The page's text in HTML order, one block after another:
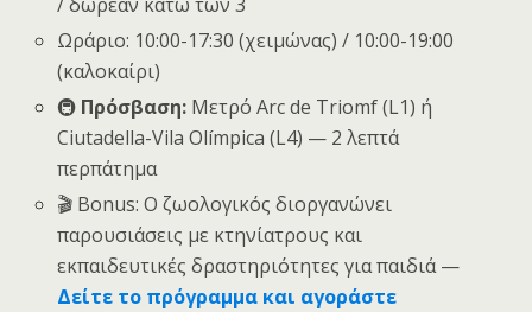
Ωράριο: 10:00-17:30 (χειμώνας) / 10:00-19:00
(καλοκαίρι)
🚇 Πρόσβαση: Μετρό Arc de Triomf (L1) ή
Ciutadella-Vila Olímpica (L4) — 2 λεπτά
περπάτημα
🎬 Bonus: Ο ζωολογικός διοργανώνει
παρουσιάσεις με κτηνίατρους και
εκπαιδευτικές δραστηριότητες για παιδιά —
Δείτε το πρόγραμμα και αγοράστε